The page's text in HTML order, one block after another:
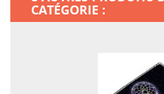
CATÉGORIE :